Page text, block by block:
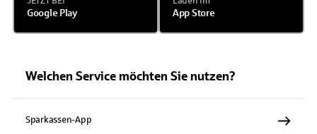
Google Play App Store
Welchen Service möchten Sie nutzen?
Sparkassen-App